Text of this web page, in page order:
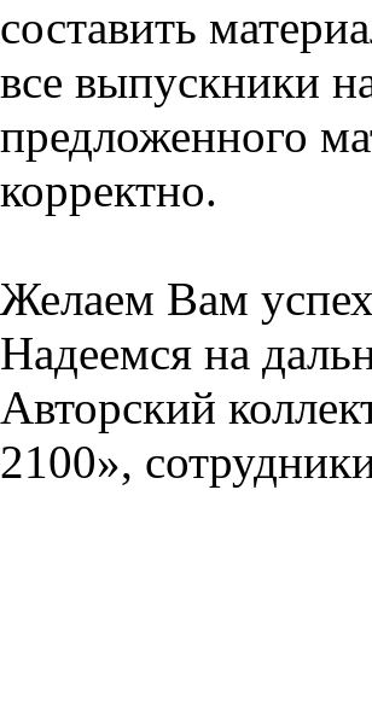
составить
все выпускники
предложенного
корректно.
Желаем Вам
Надеемся на
Авторский
2100»,